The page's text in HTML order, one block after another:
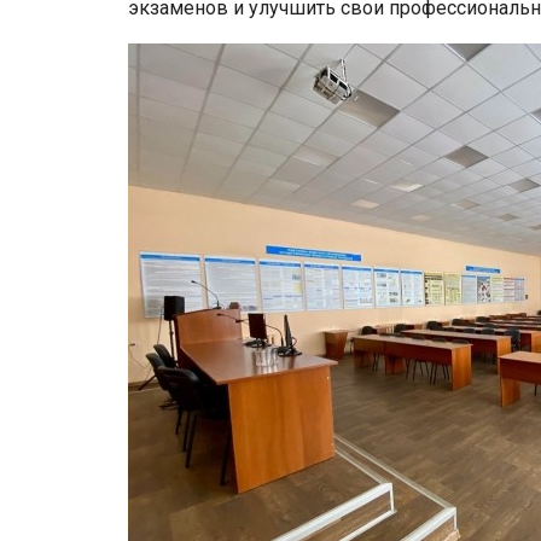
экзаменов и улучшить свои